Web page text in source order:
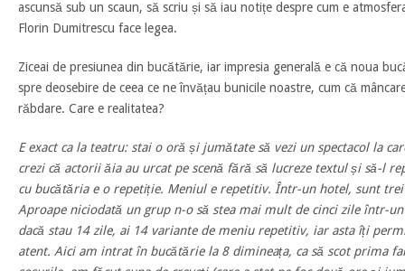
ascunsă sub un scaun, să scriu și să iau notițe despre cum e
Florin Dumitrescu face legea.
Ziceai de presiunea din bucătărie, iar impresia generală e că noua
spre deosebire de ceea ce ne învățau bunicile noastre, cum că
răbdare. Care e realitatea?
E exact ca la teatru: stai o oră și jumătate să vezi un spectacol la
crezi că actorii ăia au urcat pe scenă fără să lucreze textul și să-l
cu bucătăria e o repetiție. Meniul e repetitiv. Într-un hotel, sunt
Aproape niciodată un grup n-o să stea mai mult de cinci zile într-
dacă stau 14 zile, ai 14 variante de meniu repetitiv, iar asta îți
atent. Aici am intrat în bucătărie la 8 dimineața, ca să scot prima